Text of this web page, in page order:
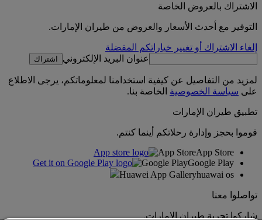
الاشتراك بالعروض الخاصة
التوفير مع أحدث الأسعار والعروض من طيران الإمارات.
إلغاء الاشتراك أو تغيير خياراتكم المفضلة
عنوان البريد الإلكتروني
اشتراك
لمزيد من التفاصيل عن كيفية استخدامنا لمعلوماتكم، يرجى الاطلاع
على سياسة الخصوصية الخاصة بنا.
تطبيق طيران الإمارات
قوموا بحجز وإدارة رحلاتكم أينما كنتم.
App StoreApp Store
Google PlayGoogle Play
Huawei App Galleryhuawai os
تواصلوا معنا
شاركوا تجربة طيران الإمارات.